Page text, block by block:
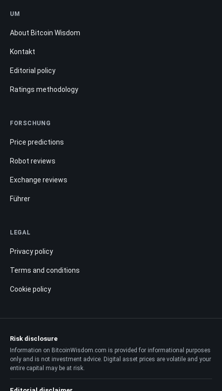
UM
About Bitcoin Wisdom
Kontakt
Editorial policy
Ratings methodology
FORSCHUNG
Price predictions
Robot reviews
Exchange reviews
Führer
LEGAL
Privacy policy
Terms and conditions
Cookie policy
Risk disclosure
Information on BitcoinWisdom.com is provided for informational purposes
only and is not investment advice. Digital asset prices are volatile and your
entire capital may be at risk.